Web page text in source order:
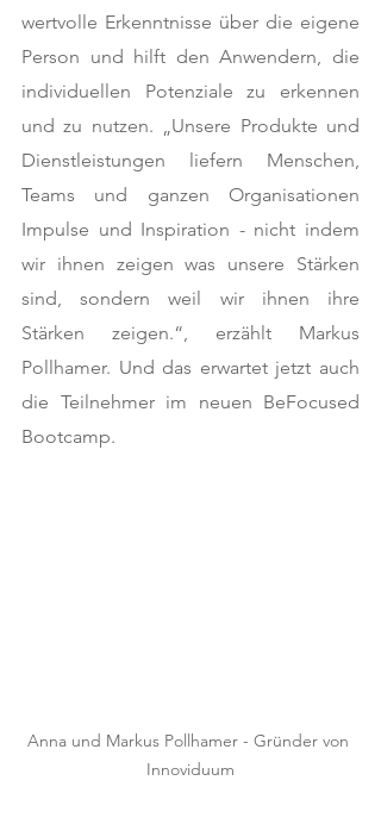
wertvolle Erkenntnisse über die eigene
Person und hilft den Anwendern, die
individuellen Potenziale zu erkennen
und zu nutzen. „Unsere Produkte und
Dienstleistungen liefern Menschen,
Teams und ganzen Organisationen
Impulse und Inspiration - nicht indem
wir ihnen zeigen was unsere Stärken
sind, sondern weil wir ihnen ihre
Stärken zeigen.“, erzählt Markus
Pollhamer. Und das erwartet jetzt auch
die Teilnehmer im neuen BeFocused
Bootcamp.
Anna und Markus Pollhamer - Gründer von
Innoviduum